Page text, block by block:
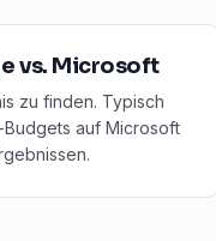
vs. Microsoft
zu finden. Typisch
auf Microsoft